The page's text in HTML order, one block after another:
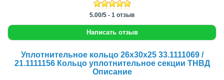
5.00/5 - 1 отзыв
Написать отзыв
Уплотнительное кольцо 26х30х25 33.1111069 /
21.1111156 Кольцо уплотнительное секции ТНВД
Описание